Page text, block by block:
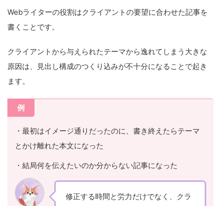
Webライターの役割はクライアントの要望に合わせた記事を
書くことです。
クライアントから与えられたテーマから逸れてしまう大きな
原因は、見出し構成のつくり込みが不十分になることで起き
ます。
例
・最初はイメージ通りだったのに、書き終えたらテーマ
とかけ離れた本文になった
・結局何を伝えたいのか分からない記事になった
修正する時間と労力だけでなく、クラ